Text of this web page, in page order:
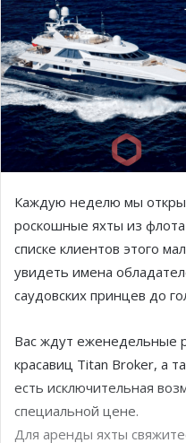
Каждую неделю мы
роскошные яхты из
списке клиентов этого
увидеть имена
саудовских принцев до
Вас ждут еженедельные
красавиц Titan Broker, а
есть исключительная
специальной цене.
Для аренды яхты